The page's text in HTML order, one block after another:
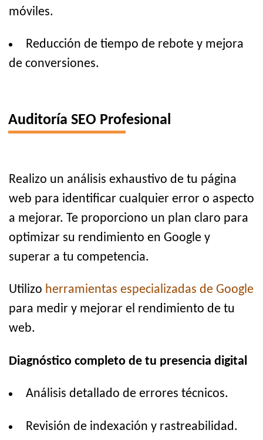
móviles.
Reducción de tiempo de rebote y mejora
de conversiones.
Auditoría SEO Profesional
Realizo un análisis exhaustivo de tu página
web para identificar cualquier error o aspecto
a mejorar. Te proporciono un plan claro para
optimizar su rendimiento en Google y
superar a tu competencia.
Utilizo herramientas especializadas de Google
para medir y mejorar el rendimiento de tu
web.
Diagnóstico completo de tu presencia digital
Análisis detallado de errores técnicos.
Revisión de indexación y rastreabilidad.